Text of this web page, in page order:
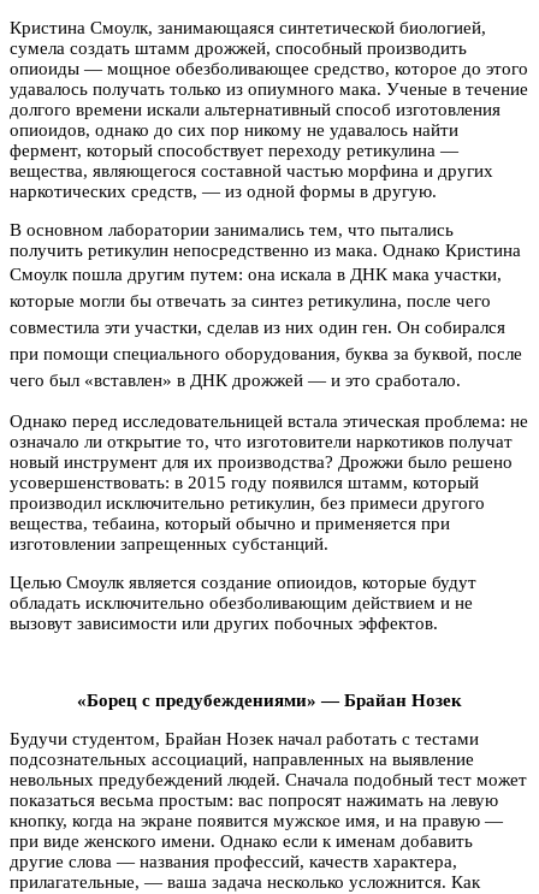
Кристина Смоулк, занимающаяся синтетической биологией,
сумела создать штамм дрожжей, способный производить
опиоиды — мощное обезболивающее средство, которое до этого
удавалось получать только из опиумного мака. Ученые в течение
долгого времени искали альтернативный способ изготовления
опиоидов, однако до сих пор никому не удавалось найти
фермент, который способствует переходу ретикулина —
вещества, являющегося составной частью морфина и других
наркотических средств, — из одной формы в другую.
В основном лаборатории занимались тем, что пытались
получить ретикулин непосредственно из мака. Однако Кристина
Смоулк пошла другим путем: она искала в ДНК мака участки,
которые могли бы отвечать за синтез ретикулина, после чего
совместила эти участки, сделав из них один ген. Он собирался
при помощи специального оборудования, буква за буквой, после
чего был «вставлен» в ДНК дрожжей — и это сработало.
Однако перед исследовательницей встала этическая проблема: не
означало ли открытие то, что изготовители наркотиков получат
новый инструмент для их производства? Дрожжи было решено
усовершенствовать: в 2015 году появился штамм, который
производил исключительно ретикулин, без примеси другого
вещества, тебаина, который обычно и применяется при
изготовлении запрещенных субстанций.
Целью Смоулк является создание опиоидов, которые будут
обладать исключительно обезболивающим действием и не
вызовут зависимости или других побочных эффектов.
«Борец с предубеждениями» — Брайан Нозек
Будучи студентом, Брайан Нозек начал работать с тестами
подсознательных ассоциаций, направленных на выявление
невольных предубеждений людей. Сначала подобный тест может
показаться весьма простым: вас попросят нажимать на левую
кнопку, когда на экране появится мужское имя, и на правую —
при виде женского имени. Однако если к именам добавить
другие слова — названия профессий, качеств характера,
прилагательные, — ваша задача несколько усложнится. Как